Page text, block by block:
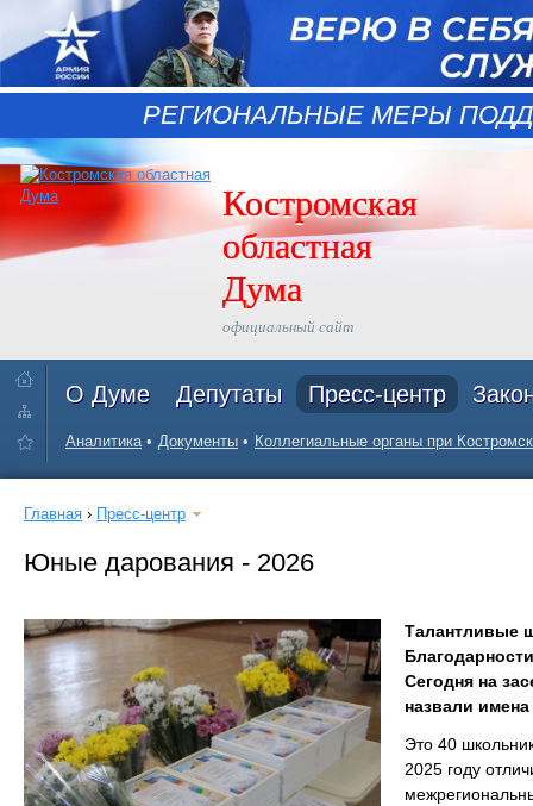
РЕГИОНАЛЬНЫЕ МЕРЫ
Костромская
областная
Дума
официальный сайт
О Думе Депутаты Пресс-центр
Аналитика Документы Коллегиальные органы при
Главная › Пресс-центр
Юные дарования - 2026
Талантливые
Сегодня на
назвали имена
Это 40
2025 году